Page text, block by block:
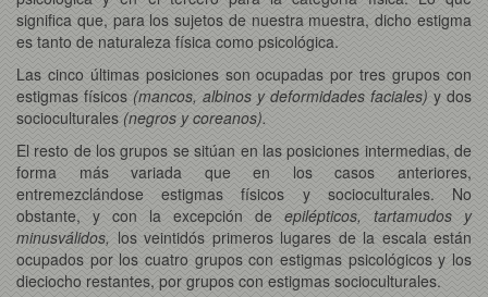
significa que, para los sujetos de nuestra muestra, dicho estigma
es tanto de naturaleza física como psicológica.
Las cinco últimas posiciones son ocupadas por tres grupos con
estigmas físicos (mancos, albinos y deformidades faciales) y dos
socioculturales (negros y coreanos).
El resto de los grupos se sitúan en las posiciones intermedias, de
forma más variada que en los casos anteriores,
entremezclándose estigmas físicos y socioculturales. No
obstante, y con la excepción de epilépticos, tartamudos y
minusválidos, los veintidós primeros lugares de la escala están
ocupados por los cuatro grupos con estigmas psicológicos y los
dieciocho restantes, por grupos con estigmas socioculturales.